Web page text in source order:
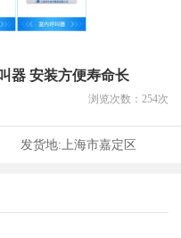
器 安装方便寿命长
浏览次数： 254次
发货地:上海市嘉定区